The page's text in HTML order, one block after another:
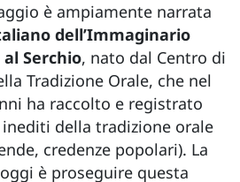
è ampiamente narrata
dell’Immaginario
Serchio, nato dal Centro di
Tradizione Orale, che nel
ha raccolto e registrato
della tradizione orale
credenze popolari). La
è proseguire questa